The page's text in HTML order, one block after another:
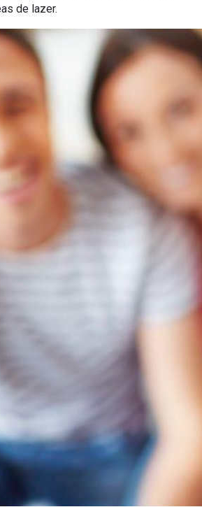
de lazer.